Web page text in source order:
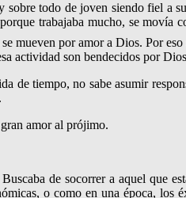
todo de joven siendo fiel a
tra­bajaba mucho, se movía
mueven por amor a Dios. Por
actividad son bendecidos por
de tiempo, no sabe asu­mir
amor al prójimo.
de socorrer a aquel que
o como en una época,